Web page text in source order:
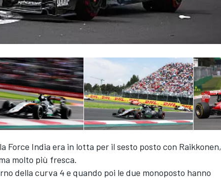
Force India era in lotta per il sesto posto con Raikkonen,
molto più fresca.
della curva 4 e quando poi le due monoposto hanno